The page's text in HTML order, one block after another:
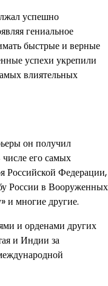
успешно
гениальное
быстрые и верные
успехи укрепили
влиятельных
он получил
его самых
Российской Федерации,
России в Вооруженных
и многие другие.
и орденами других
и Индии за